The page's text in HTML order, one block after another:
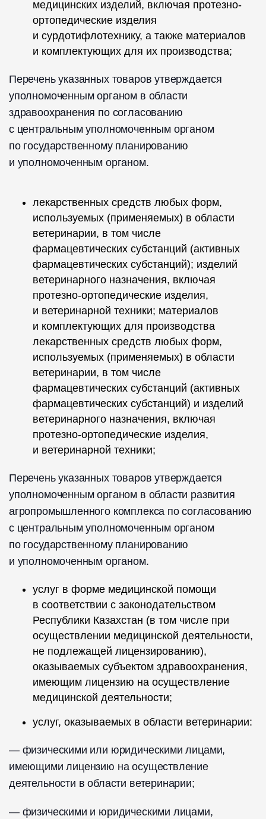
медицинских изделий, включая протезно-
ортопедические изделия
и сурдотифлотехнику, а также материалов
и комплектующих для их производства;
Перечень указанных товаров утверждается
уполномоченным органом в области
здравоохранения по согласованию
с центральным уполномоченным органом
по государственному планированию
и уполномоченным органом.
лекарственных средств любых форм,
используемых (применяемых) в области
ветеринарии, в том числе
фармацевтических субстанций (активных
фармацевтических субстанций); изделий
ветеринарного назначения, включая
протезно-ортопедические изделия,
и ветеринарной техники; материалов
и комплектующих для производства
лекарственных средств любых форм,
используемых (применяемых) в области
ветеринарии, в том числе
фармацевтических субстанций (активных
фармацевтических субстанций) и изделий
ветеринарного назначения, включая
протезно-ортопедические изделия,
и ветеринарной техники;
Перечень указанных товаров утверждается
уполномоченным органом в области развития
агропромышленного комплекса по согласованию
с центральным уполномоченным органом
по государственному планированию
и уполномоченным органом.
услуг в форме медицинской помощи
в соответствии с законодательством
Республики Казахстан (в том числе при
осуществлении медицинской деятельности,
не подлежащей лицензированию),
оказываемых субъектом здравоохранения,
имеющим лицензию на осуществление
медицинской деятельности;
услуг, оказываемых в области ветеринарии:
— физическими или юридическими лицами,
имеющими лицензию на осуществление
деятельности в области ветеринарии;
— физическими и юридическими лицами,